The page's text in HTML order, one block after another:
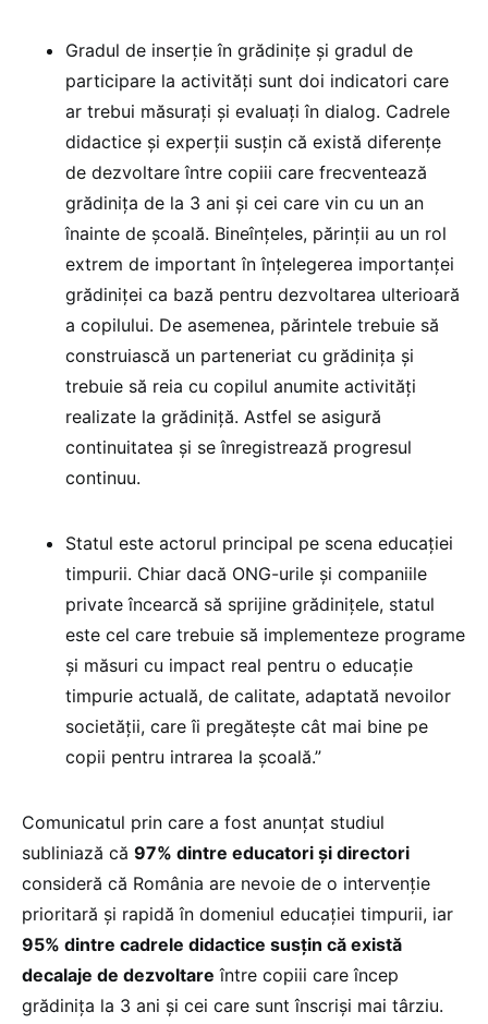
Gradul de inserție în grădinițe și gradul de
participare la activități sunt doi indicatori care
ar trebui măsurați și evaluați în dialog. Cadrele
didactice și experții susțin că există diferențe
de dezvoltare între copiii care frecventează
grădinița de la 3 ani și cei care vin cu un an
înainte de școală. Bineînțeles, părinții au un rol
extrem de important în înțelegerea importanței
grădiniței ca bază pentru dezvoltarea ulterioară
a copilului. De asemenea, părintele trebuie să
construiască un parteneriat cu grădinița și
trebuie să reia cu copilul anumite activități
realizate la grădiniță. Astfel se asigură
continuitatea și se înregistrează progresul
continuu.
Statul este actorul principal pe scena educației
timpurii. Chiar dacă ONG-urile și companiile
private încearcă să sprijine grădinițele, statul
este cel care trebuie să implementeze programe
și măsuri cu impact real pentru o educație
timpurie actuală, de calitate, adaptată nevoilor
societății, care îi pregătește cât mai bine pe
copii pentru intrarea la școală.”
Comunicatul prin care a fost anunțat studiul
subliniază că 97% dintre educatori și directori
consideră că România are nevoie de o intervenție
prioritară și rapidă în domeniul educației timpurii, iar
95% dintre cadrele didactice susțin că există
decalaje de dezvoltare între copiii care încep
grădinița la 3 ani și cei care sunt înscriși mai târziu.